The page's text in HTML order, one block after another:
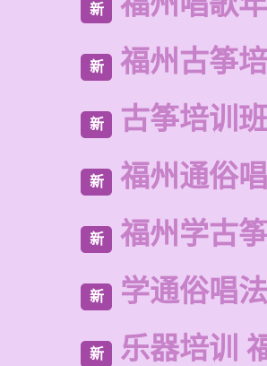
新
新 福州古筝
新 古筝培训
新 福州通俗
新 福州学古
新 学通俗唱
新 乐器培训